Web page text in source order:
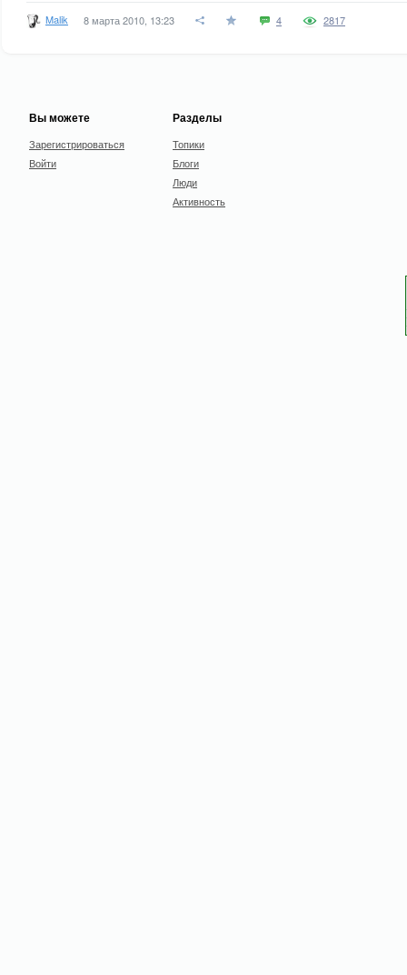
Malik 8 марта 2010, 13:23 4 2817
Вы можете
Зарегистрироваться
Войти
Разделы
Топики
Блоги
Люди
Активность